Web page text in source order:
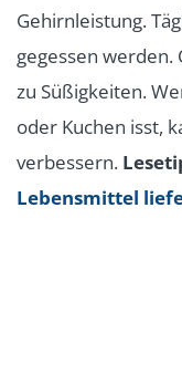
Gehirnleistung.
gegessen werden.
zu Süßigkeiten.
oder Kuchen isst,
verbessern.
Lebensmittel